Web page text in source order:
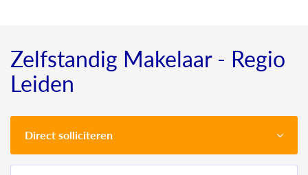
Zelfstandig Makelaar - Regio
Leiden
Direct solliciteren